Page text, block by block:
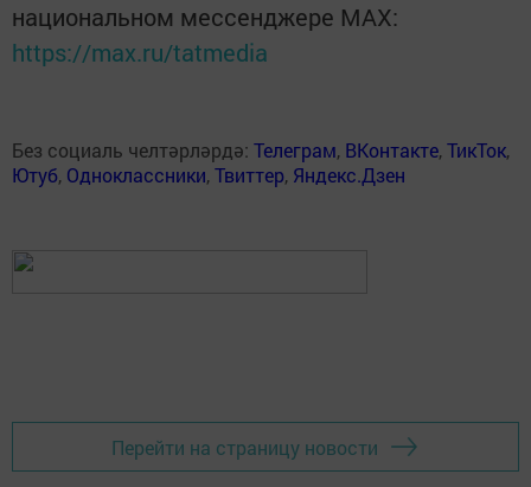
национальном мессенджере MАХ:
https://max.ru/tatmedia
Без социаль челтәрләрдә: Телеграм, ВКонтакте,ТикТок,
Ютуб, Одноклассники,Твиттер, Яндекс.Дзен
Перейти на страницу новости